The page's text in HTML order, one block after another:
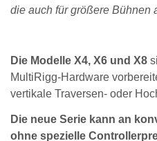
die auch für größere Bühnen
Die Modelle X4, X6 und X8
MultiRigg-Hardware
vertikale Traversen- oder
Die neue Serie kann an
ohne spezielle